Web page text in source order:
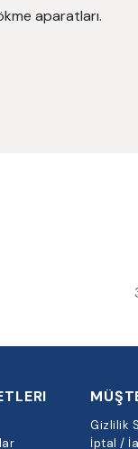
aparatları.
Gizlilik
İptal /